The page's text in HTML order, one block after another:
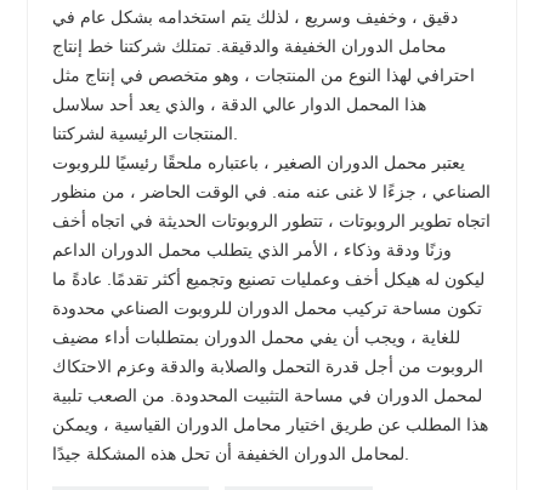
دقيق ، وخفيف وسريع ، لذلك يتم استخدامه بشكل عام في
محامل الدوران الخفيفة والدقيقة. تمتلك شركتنا خط إنتاج
احترافي لهذا النوع من المنتجات ، وهو متخصص في إنتاج مثل
هذا المحمل الدوار عالي الدقة ، والذي يعد أحد سلاسل
المنتجات الرئيسية لشركتنا.
يعتبر محمل الدوران الصغير ، باعتباره ملحقًا رئيسيًا للروبوت
الصناعي ، جزءًا لا غنى عنه منه. في الوقت الحاضر ، من منظور
اتجاه تطوير الروبوتات ، تتطور الروبوتات الحديثة في اتجاه أخف
وزنًا ودقة وذكاء ، الأمر الذي يتطلب محمل الدوران الداعم
ليكون له هيكل أخف وعمليات تصنيع وتجميع أكثر تقدمًا. عادةً ما
تكون مساحة تركيب محمل الدوران للروبوت الصناعي محدودة
للغاية ، ويجب أن يفي محمل الدوران بمتطلبات أداء مضيف
الروبوت من أجل قدرة التحمل والصلابة والدقة وعزم الاحتكاك
لمحمل الدوران في مساحة التثبيت المحدودة. من الصعب تلبية
هذا المطلب عن طريق اختيار محامل الدوران القياسية ، ويمكن
لمحامل الدوران الخفيفة أن تحل هذه المشكلة جيدًا.